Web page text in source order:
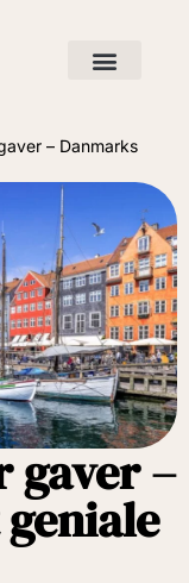
– Danmarks
gaver –